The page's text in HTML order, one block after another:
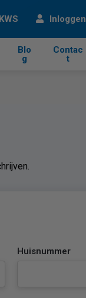
Inloggen
Blo
g
Contac
t
Huisnummer